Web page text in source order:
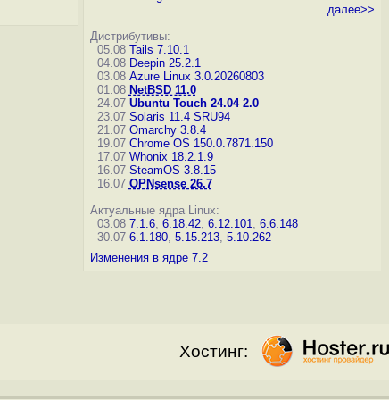
далее>>
Дистрибутивы:
05.08 Tails 7.10.1
04.08 Deepin 25.2.1
03.08 Azure Linux 3.0.20260803
01.08 NetBSD 11.0
24.07 Ubuntu Touch 24.04 2.0
23.07 Solaris 11.4 SRU94
21.07 Omarchy 3.8.4
19.07 Chrome OS 150.0.7871.150
17.07 Whonix 18.2.1.9
16.07 SteamOS 3.8.15
16.07 OPNsense 26.7
Актуальные ядра Linux:
03.08 7.1.6, 6.18.42, 6.12.101, 6.6.148
30.07 6.1.180, 5.15.213, 5.10.262
Изменения в ядре 7.2
Хостинг: